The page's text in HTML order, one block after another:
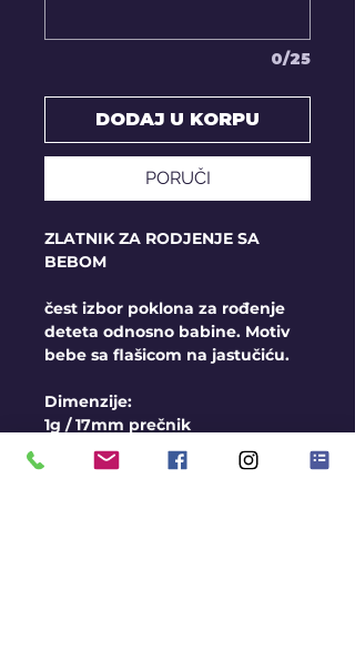
0/25
DODAJ U KORPU
PORUČI
ZLATNIK ZA RODJENJE SA
BEBOM
čest izbor poklona za rođenje
deteta odnosno babine. Motiv
bebe sa flašicom na jastučiću.
Dimenzije:
1g / 17mm prečnik
2g / 20mm prečnik
3g / 23mm prečnik